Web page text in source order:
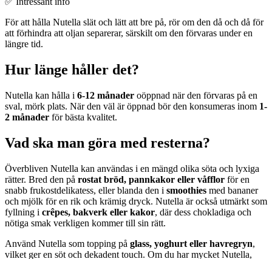
För att hålla Nutella slät och lätt att bre på, rör om den då och då för
att förhindra att oljan separerar, särskilt om den förvaras under en
längre tid.
Hur länge håller det?
Nutella kan hålla i 6-12 månader oöppnad när den förvaras på en
sval, mörk plats. När den väl är öppnad bör den konsumeras inom 1-
2 månader för bästa kvalitet.
Vad ska man göra med resterna?
Överbliven Nutella kan användas i en mängd olika söta och lyxiga
rätter. Bred den på rostat bröd, pannkakor eller våfflor för en
snabb frukostdelikatess, eller blanda den i smoothies med bananer
och mjölk för en rik och krämig dryck. Nutella är också utmärkt som
fyllning i crêpes, bakverk eller kakor, där dess chokladiga och
nötiga smak verkligen kommer till sin rätt.
Använd Nutella som topping på glass, yoghurt eller havregryn,
vilket ger en söt och dekadent touch. Om du har mycket Nutella,